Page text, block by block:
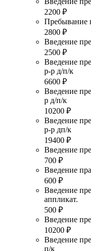
2200 ₽
Пребывание
2800 ₽
Введение
2500 ₽
Введение
р-р д/п/к
6600 ₽
Введение
р д/п/к
10200 ₽
Введение
р-р дп/к
19400 ₽
Введение
700 ₽
Введение
600 ₽
Введение
аппликат.
500 ₽
Введение
10200 ₽
Введение
п/к